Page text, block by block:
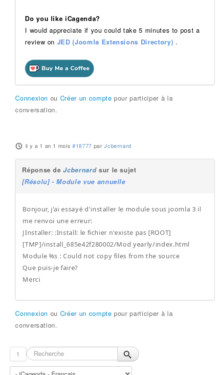
Do you like iCagenda?
I would appreciate if you could take 5 minutes to post a
review on JED (Joomla Extensions Directory) .
Connexion ou Créer un compte pour participer à la
conversation.
il y a 1 an 1 mois #18777 parJcbernard
Réponse deJcbernardsur le sujet
[Résolu] - Module vue annuelle
Bonjour, j'ai essayé d'installer le module sous joomla 3 il
me renvoi une erreur:
JInstaller: :Install: le fichier n'existe pas [ROOT]
[TMP]/install_685e42f280002/Mod yearly/index.html
Module %s : Could not copy files from the source
Que puis-je faire?
Merci
Connexion ou Créer un compte pour participer à la
conversation.
1